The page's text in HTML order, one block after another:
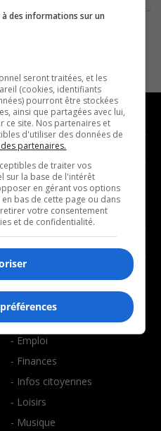
MUSIQUE
- Décompte franco
- Joué récemment
BALADOS
- Affaires
- Art de vivre
- Bien-être
- Emploi
- Finances
- Infos citoyennes
- Loisirs
- Musique
des informations sur un
seront traitées, et les
(cookies, identifiants
pourront être stockées
ainsi que partagées avec lui,
ce site. Nos partenaires et
d'utiliser des données de
partenaires.
de traiter vos
sur la base de l'intérêt
en gérant vos options
bas de cette page ou dans
votre consentement
et de confidentialité.